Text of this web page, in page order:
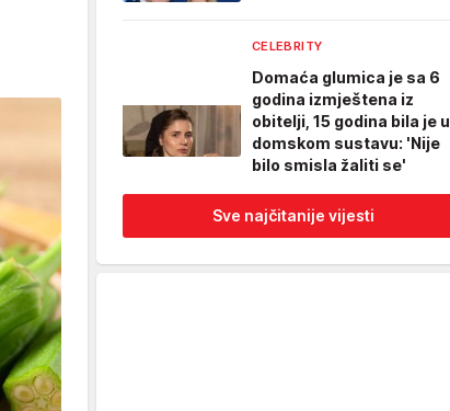
CELEBRITY
Domaća glumica je sa 6
godina izmještena iz
obitelji, 15 godina bila je u
domskom sustavu: 'Nije
bilo smisla žaliti se'
Sve najčitanije vijesti